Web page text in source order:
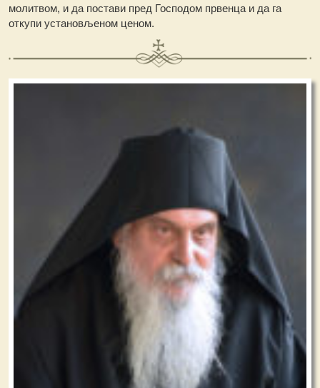
молитвом, и да постави пред Господом првенца и да га
откупи установљеном ценом.